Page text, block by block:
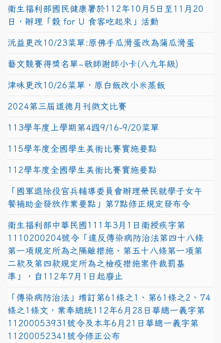
衛生福利部國民健康署於112年10月5日至11月20
日，辦理「穀 for U 食客吃起來」活動
沅益更改10/23菜單:原佛手瓜滑蛋改為蒲瓜滑蛋
藝文競賽得獎名單~敬師謝師小卡(八九年級)
津味更改10/26菜單，原白飯改小米蒸飯
2024第三屆道德月刊徵文比賽
113學年度上學期第4週9/16-9/20菜單
115學年度全國學生美術比賽實施要點
112學年度全國學生美術比賽實施要點
「國軍退除役官兵輔導委員會辦理榮民就學子女午
餐補助金發放作業要點」第7點修正規定發布令
衛生福利部中華民國111年3月1日衛授疾字第
1110200204號令「違反傳染病防治法第四十八條
第一項規定所為之隔離措施、第五十八條第一項第
二款及第四款規定所為之檢疫措施案件裁罰基
準」，自112年7月1日起廢止
「傳染病防治法」增訂第61條之1、第61條之2、74
條之1條文，業奉總統112年6月28日華總一義字第
11200053931號令及本年6月21日華總一義字第
11200052341號令修正公布